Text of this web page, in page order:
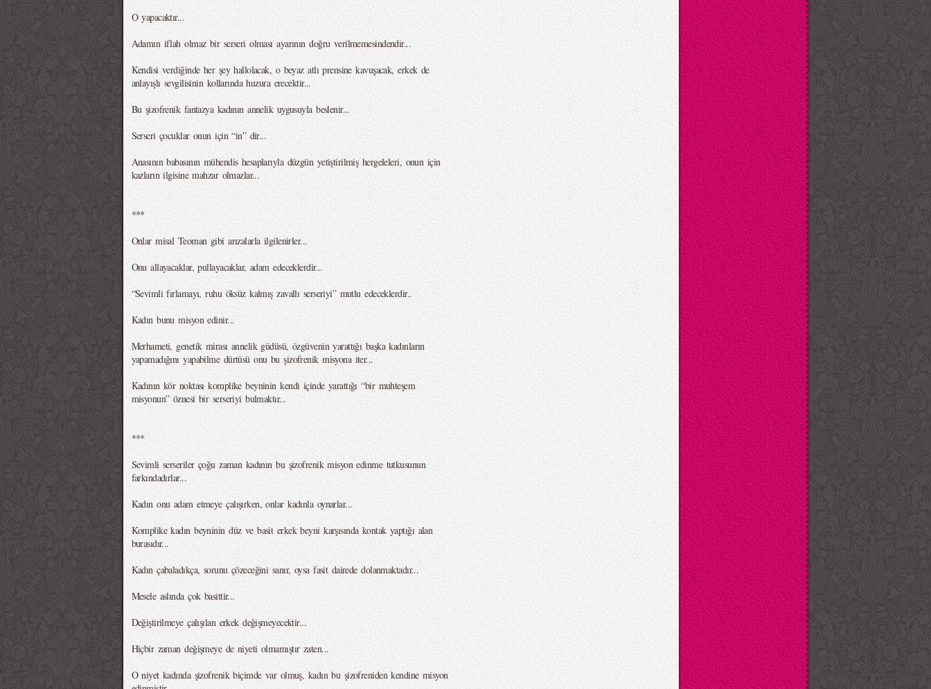
O yapacaktır...
Adamın iflah olmaz bir serseri olması ayarının doğru verilmemesindendir...
Kendisi verdiğinde her şey hallolacak, o beyaz atlı prensine kavuşacak, erkek de
anlayışlı sevgilisinin kollarında huzura erecektir...
Bu şizofrenik fantazya kadının annelik uygusuyla beslenir...
Serseri çocuklar onun için “in” dir...
Anasının babasının mühendis hesaplarıyla düzgün yetiştirilmiş hergeleleri, onun için
kazların ilgisine mahzar olmazlar...
***
Onlar misal Teoman gibi arızalarla ilgilenirler...
Onu allayacaklar, pullayacaklar, adam edeceklerdir...
“Sevimli fırlamayı, ruhu öksüz kalmış zavallı serseriyi” mutlu edeceklerdir..
Kadın bunu misyon edinir...
Merhameti, genetik mirası annelik güdüsü, özgüvenin yarattığı başka kadınların
yapamadığını yapabilme dürtüsü onu bu şizofrenik misyona iter...
Kadının kör noktası komplike beyninin kendi içinde yarattığı “bir muhteşem
misyonun” öznesi bir serseriyi bulmaktır...
***
Sevimli serseriler çoğu zaman kadının bu şizofrenik misyon edinme tutkusunun
farkındadırlar...
Kadın onu adam etmeye çalışırken, onlar kadınla oynarlar...
Komplike kadın beyninin düz ve basit erkek beyni karşısında kontak yaptığı alan
burasıdır...
Kadın çabaladıkça, sorunu çözeceğini sanır, oysa fasit dairede dolanmaktadır...
Mesele aslında çok basittir...
Değiştirilmeye çalışılan erkek değişmeyecektir...
Hiçbir zaman değişmeye de niyeti olmamıştır zaten...
O niyet kadında şizofrenik biçimde var olmuş, kadın bu şizofreniden kendine misyon